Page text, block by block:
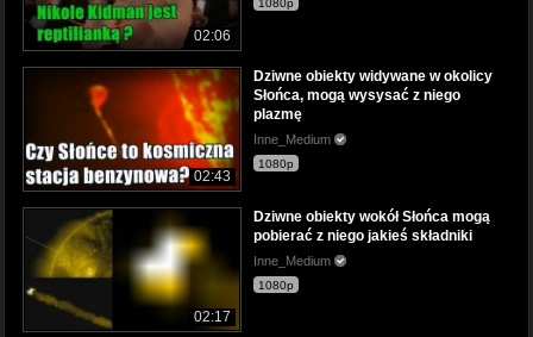
02:06
1080p
02:43
Dziwne obiekty widywane w okolicy
Słońca, mogą wysysać z niego
plazmę
Inne_Medium
1080p
02:17
Dziwne obiekty wokół Słońca mogą
pobierać z niego jakieś składniki
Inne_Medium
1080p